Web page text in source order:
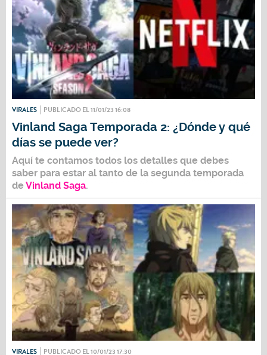
VIRALES PUBLICADO EL 11/01/23 16:08
Vinland Saga Temporada 2: ¿Dónde y qué
días se puede ver?
Aquí te contamos todos los detalles que debes
saber para estar al tanto de la segunda temporada
de Vinland Saga.
VIRALES PUBLICADO EL 10/01/23 17:30